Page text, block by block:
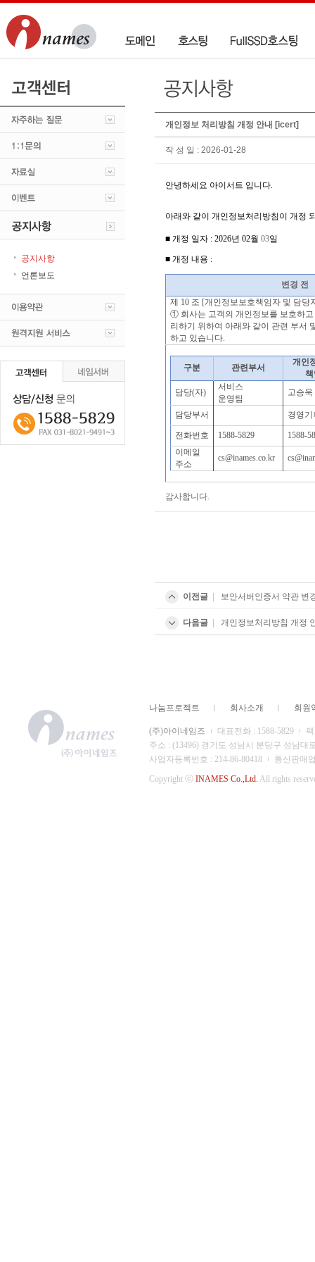
공지사항
언론보도
개인정보 처리방침 개정 안내 [icert]
작 성 일 : 2026-01-28
안녕하세요 아이서트 입니다.
아래와 같이 개인정보처리방침이 개정
■ 개정 일자 : 2026년 02월 03일
■ 개정 내용 :
변경 전
제 10 조 [개인정보보호책임자 및 담당
① 회사는 고객의 개인정보를 보호하
리하기 위하여 아래와 같이 관련 부서
하고 있습니다.
구분 관련부서
개인
담당(자)
서비스
운영팀
​고승욱​
담당부서 경영기
전화번호 1588-5829
1588-
이메일
주소
cs@inames.co.kr
감사합니다.
이전글 | 보안서버인증서 약관 변
다음글 | 개인정보처리방침 개정
나눔프로젝트 회사소개 회원
(주)아이네임즈 대표전화 : 1588-5829
주소 : (13496) 경기도 성남시 분당구 성남대
사업자등록번호 : 214-86-80418
통신판매
Copyright ⓒ INAMES Co.,Ltd. All rights